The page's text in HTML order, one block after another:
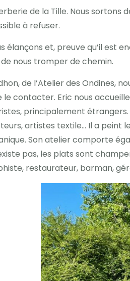
de la Tille. Nous
à refuser.
élançons et, preuve qu’il est
nous tromper de chemin.
de l’Atelier des Ondines,
contacter. Eric nous
principalement
artistes textile… Il a peint
Son atelier comporte
pas, les plats sont
restaurateur, barman,